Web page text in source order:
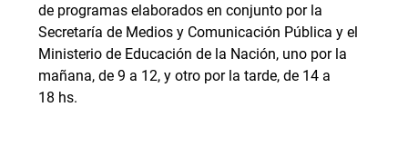
de programas elaborados en conjunto por la
Secretaría de Medios y Comunicación Pública y el
Ministerio de Educación de la Nación, uno por la
mañana, de 9 a 12, y otro por la tarde, de 14 a
18 hs.